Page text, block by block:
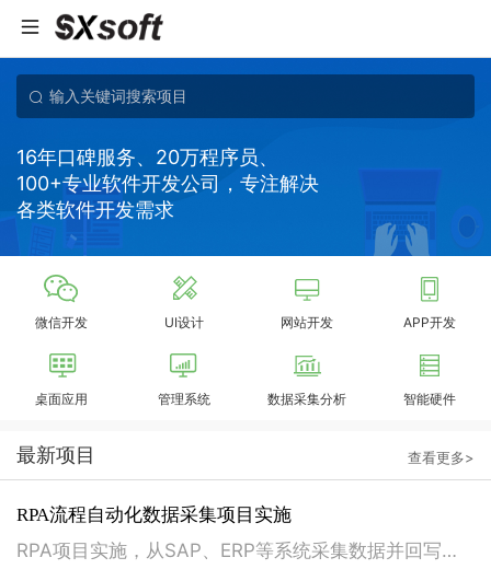
16年口碑服务、20万程序员、
100+专业软件开发公司，专注解决
各类软件开发需求
微信开发 UI设计 网站开发 APP开发
桌面应用 管理系统 数据采集分析 智能硬件
最新项目 查看更多>
RPA流程自动化数据采集项目实施
RPA项目实施，从SAP、ERP等系统采集数据并回写。请注意以下要求，不符合者请勿扰！ 1、熟悉掌握国内主流RPA设计实施，如弘玑、来也、艺赛旗等产品； 2、有大中型企业RPA流程设计、实施项目经验； 3、非远程、需要现场实施！！！！！！！